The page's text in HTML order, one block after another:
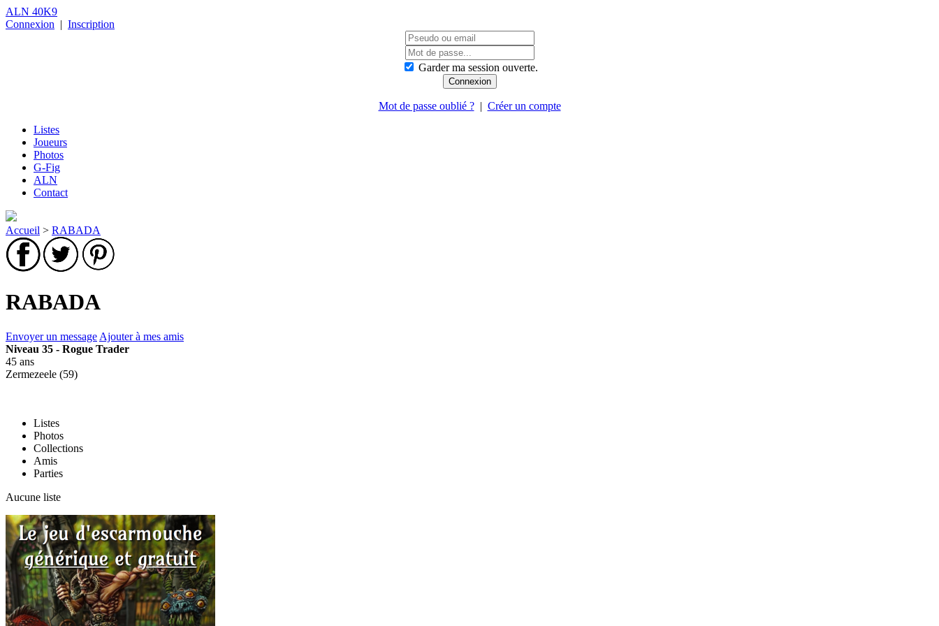
ALN 40K9
Connexion | Inscription
Garder ma session ouverte.
Mot de passe oublié ?| Créer un compte
Listes
Joueurs
Photos
G-Fig
ALN
Contact
Accueil > RABADA
RABADA
Envoyer un message Ajouter à mes amis
Niveau 35 - Rogue Trader
45 ans
Zermezeele (59)
Listes
Photos
Collections
Amis
Parties
Aucune liste